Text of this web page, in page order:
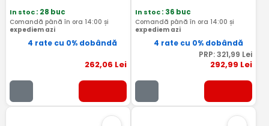
In stoc: 28 buc
Comandă până în ora 14:00 și
expediem azi
4 rate cu 0% dobândă
262,06 Lei
In stoc: 36 buc
Comandă până în ora 14:00 și
expediem azi
4 rate cu 0% dobândă
PRP:321,99 Lei
292,99 Lei